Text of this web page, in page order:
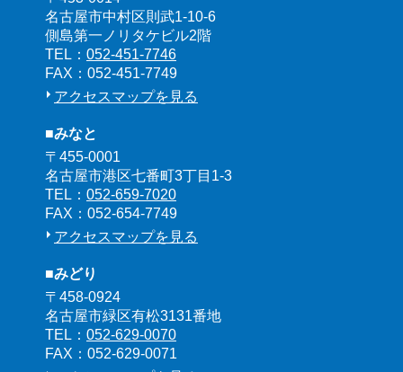
名古屋市中村区則武1-10-6
側島第一ノリタケビル2階
TEL： 052-451-7746
FAX：052-451-7749
アクセスマップを見る
■みなと
〒455-0001
名古屋市港区七番町3丁目1-3
TEL： 052-659-7020
FAX：052-654-7749
アクセスマップを見る
■みどり
〒458-0924
名古屋市緑区有松3131番地
TEL： 052-629-0070
FAX：052-629-0071